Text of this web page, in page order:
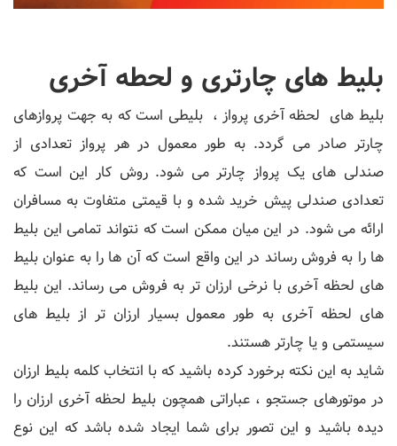
بلیط های چارتری و لحطه آخری
بلیط های لحظه آخری پرواز ، بلیطی است که به جهت پروازهای
چارتر صادر می گردد. به طور معمول در هر پرواز تعدادی از
صندلی های یک پرواز چارتر می شود. روش کار این است که
تعدادی صندلی پیش خرید شده و با قیمتی متفاوت به مسافران
ارائه می شود. در این میان ممکن است که نتواند تمامی این بلیط
ها را به فروش رساند در این واقع است که آن ها را به عنوان بلیط
های لحظه آخری با نرخی ارزان تر به فروش می رساند. این بلیط
های لحظه آخری به طور معمول بسیار ارزان تر از بلیط های
سیستمی و یا چارتر هستند.
شاید به این نکته برخورد کرده باشید که با انتخاب کلمه بلیط ارزان
در موتورهای جستجو ، عباراتی همچون بلیط لحظه آخری ارزان را
دیده باشید و این تصور برای شما ایجاد شده باشد که این نوع